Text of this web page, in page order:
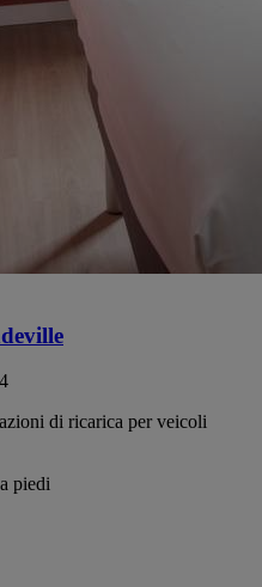
di ricarica per veicoli
piedi